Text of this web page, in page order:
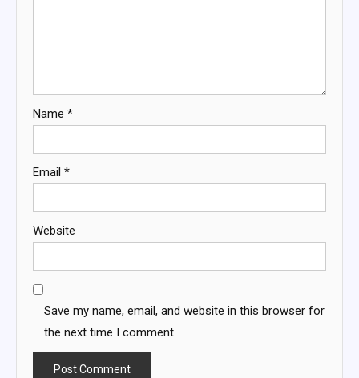
Name *
Email *
Website
Save my name, email, and website in this browser for
the next time I comment.